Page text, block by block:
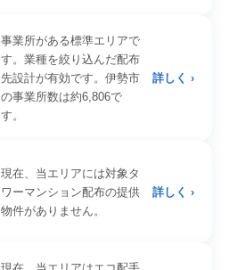
事業所がある標準エリアで
す。業種を絞り込んだ配布
先設計が有効です。伊勢市
の事業所数は約6,806で
す。
詳しく ›
現在、当エリアには対象タ
ワーマンション配布の提供
物件がありません。
詳しく ›